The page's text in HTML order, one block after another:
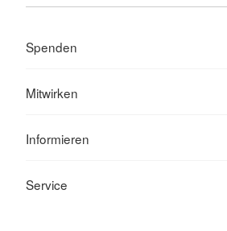
Spenden
Mitwirken
Informieren
Service